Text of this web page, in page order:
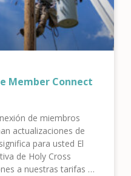
Member Connect
de miembros
actualizaciones de
para usted El
de Holy Cross
a nuestras tarifas y